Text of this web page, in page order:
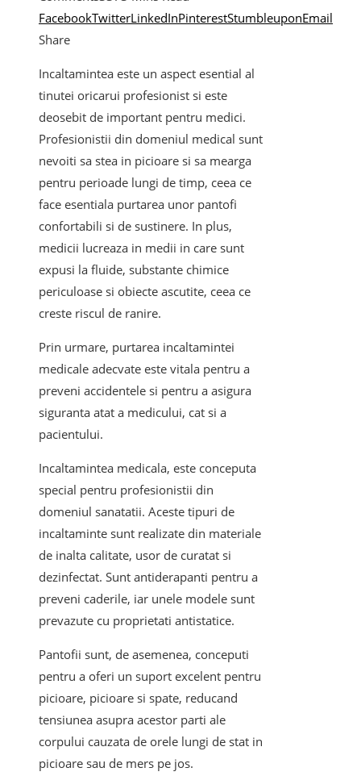
FacebookTwitterLinkedInPinterestStumbleuponEmail
Share
Incaltamintea este un aspect esential al
tinutei oricarui profesionist si este
deosebit de important pentru medici.
Profesionistii din domeniul medical sunt
nevoiti sa stea in picioare si sa mearga
pentru perioade lungi de timp, ceea ce
face esentiala purtarea unor pantofi
confortabili si de sustinere. In plus,
medicii lucreaza in medii in care sunt
expusi la fluide, substante chimice
periculoase si obiecte ascutite, ceea ce
creste riscul de ranire.
Prin urmare, purtarea incaltamintei
medicale adecvate este vitala pentru a
preveni accidentele si pentru a asigura
siguranta atat a medicului, cat si a
pacientului.
Incaltamintea medicala, este conceputa
special pentru profesionistii din
domeniul sanatatii. Aceste tipuri de
incaltaminte sunt realizate din materiale
de inalta calitate, usor de curatat si
dezinfectat. Sunt antiderapanti pentru a
preveni caderile, iar unele modele sunt
prevazute cu proprietati antistatice.
Pantofii sunt, de asemenea, conceputi
pentru a oferi un suport excelent pentru
picioare, picioare si spate, reducand
tensiunea asupra acestor parti ale
corpului cauzata de orele lungi de stat in
picioare sau de mers pe jos.